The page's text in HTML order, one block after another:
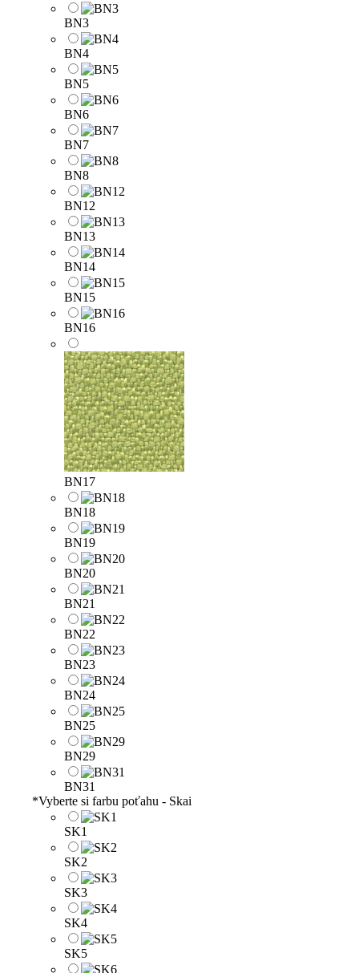
BN3
BN4
BN5
BN6
BN7
BN8
BN12
BN13
BN14
BN15
BN16
BN17
BN18
BN19
BN20
BN21
BN22
BN23
BN24
BN25
BN29
BN31
*Vyberte si farbu poťahu - Skai
SK1
SK2
SK3
SK4
SK5